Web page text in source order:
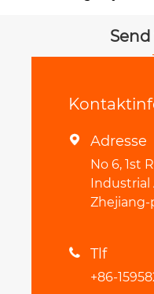
 Adresse
No 6, 1st
Zhejiang-
 Tlf
+86-